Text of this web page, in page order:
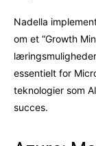
Nadella
om et “Growth
essentielt for
teknologier som
succes.